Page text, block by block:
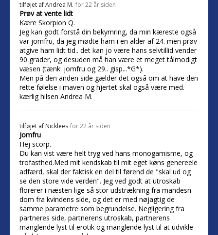
tilføjet afAndrea M. for 22 år siden
Prøv at vente lidt
Kære Skorpion Q.
Jeg kan godt forstå din bekymring, da min kæreste også
var jomfru, da jeg mødte ham i en alder af 24. men prøv
atgive ham lidt tid.. det kan jo være hans selvtillid vender
90 grader, og desuden må han være et meget tålmodigt
væsen (tænk: jomfru og 29.. gisp...*G*).
Men på den anden side gælder det også om at have den
rette følelse i maven og hjertet skal også være med.
kærlig hilsen Andrea M.
tilføjet af Nicklees for 22 år siden
Jomfru
Hej scorp.
Du kan vist være helt tryg ved hans monogamisme, og
trofasthed.Med mit kendskab til mit eget køns genereele
adfærd, skal der faktisk en del til førend de "skal ud og
se den store vide verden". Jeg ved godt at utroskab
florerer i næsten lige så stor udstrækning fra mandesn
dom fra kvindens side, og det er med nøjagtig de
samme parametre som begrundelse. Negligering fra
partneres side, partnerens utroskab, partnerens
manglende lyst til erotik og manglende lyst til at udvikle